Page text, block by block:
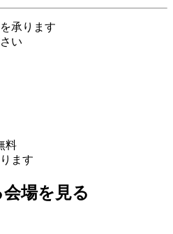
承ります
い
料
ます
場を見る